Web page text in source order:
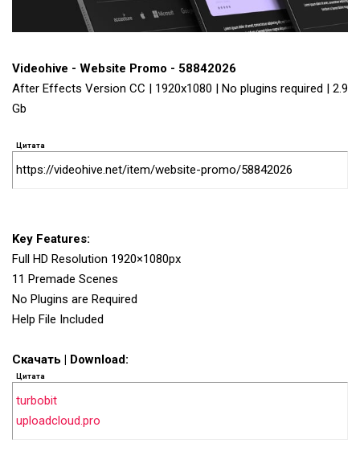
Videohive - Website Promo - 58842026
After Effects Version CC | 1920x1080 | No plugins required | 2.9
Gb
Цитата
https://videohive.net/item/website-promo/58842026
Key Features:
Full HD Resolution 1920×1080px
11 Premade Scenes
No Plugins are Required
Help File Included
Скачать | Download:
Цитата
turbobit
uploadcloud.pro